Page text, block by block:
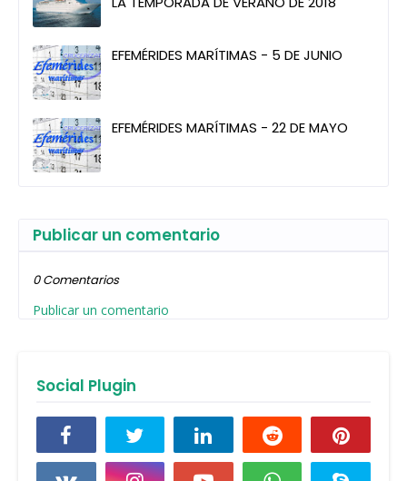
EFEMÉRIDES MARÍTIMAS - 5 DE JUNIO
EFEMÉRIDES MARÍTIMAS - 22 DE MAYO
Publicar un comentario
0 Comentarios
Publicar un comentario
Social Plugin